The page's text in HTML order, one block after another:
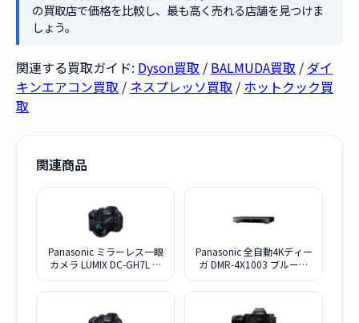
の買取店で価格を比較し、最も高く売れる店舗を見つけま
しょう。
関連する買取ガイド: Dyson買取 / BALMUDA買取 / ダイ
キンエアコン買取 / ネスプレッソ買取 / ホットクック買
取
関連商品
Panasonic ミラーレス一眼
カメラ LUMIX DC-GH7L 標
Panasonic 全自動4Kディー
ガ DMR-4X1003 ブルーレ
10TB